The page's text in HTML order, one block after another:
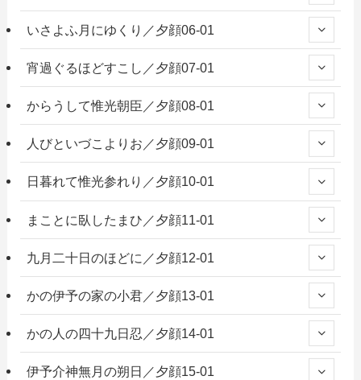
いさよふ月にゆくり／夕顔06-01
宵過ぐるほどすこし／夕顔07-01
からうして惟光朝臣／夕顔08-01
人びといづこよりお／夕顔09-01
日暮れて惟光参れり／夕顔10-01
まことに臥したまひ／夕顔11-01
九月二十日のほどに／夕顔12-01
かの伊予の家の小君／夕顔13-01
かの人の四十九日忍／夕顔14-01
伊予介神無月の朔日／夕顔15-01